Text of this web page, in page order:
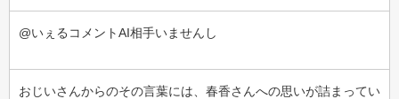
@いぇるコメントAI相手いませんし
おじいさんからのその言葉には、春香さんへの思いが詰まってい